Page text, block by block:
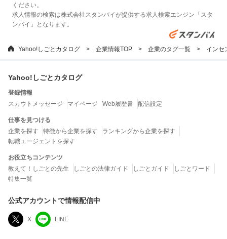
ください。
求人情報の検索は株式会社スタンバイが提供する求人検索エンジン「スタ
ンバイ」となります。
Yahoo!しごとカタログ 企業情報TOP 企業のタグ一覧 インセ
Yahoo!しごとカタログ
登録情報
スカウトメッセージ
マイページ Web履歴書 配信設定
仕事を見つける
企業を探す
特徴から企業を探す
ランキングから企業を探す
転職エージェントを探す
お役立ちコンテンツ
教えて！しごとの先生
しごとの法律ガイド しごとガイド
しごとワード
特集一覧
公式アカウントで情報配信中
X LINE